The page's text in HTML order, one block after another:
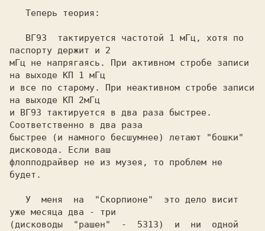
паспорту держит и 2
мГц не напрягаясь. При активном стробе записи
на выходе КП 1 мГц
и все по старому. При неактивном стробе записи
на выходе КП 2мГц
и ВГ93 тактируется в два раза быстрее.
Соответственно в два раза
быстрее (и намного бесшумнее) летают "бошки"
дисковода. Если ваш
флопподрайвер не из музея, то проблем не
будет.
уже месяца два - три
(дисководы  "рашен"  -  5313)  и  ни  одной